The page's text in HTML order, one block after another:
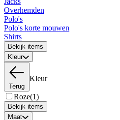
Overhemden
Polo's
Polo's korte mouwen
Shirts
Bekijk items
Kleur
Terug
Kleur
Roze(1)
Bekijk items
Maat